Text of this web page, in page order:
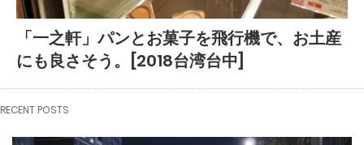
「一之軒」パンとお菓子を飛行機で、お土産
にも良さそう。[2018台湾台中]
RECENT POSTS